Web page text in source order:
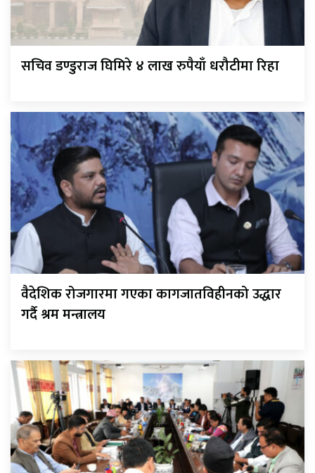
सचिव डण्डुराज घिमिरे ४ लाख रुपैयाँ धरौटीमा रिहा
वैदेशिक रोजगारमा गएका कागजातविहीनको उद्धार
गर्दै श्रम मन्त्रालय